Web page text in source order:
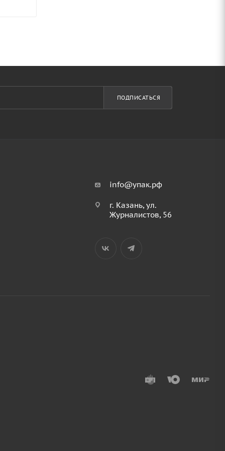
ПОДПИСАТЬСЯ
info@упак.рф
г. Казань, ул.
Журналистов, 56